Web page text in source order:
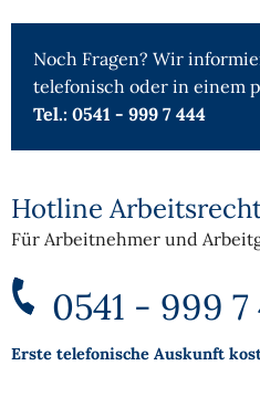
Noch Fragen? Wir
telefonisch oder in einem
Tel.: 0541 - 999 7 444
Hotline
Für Arbeitnehmer und
0541 - 999 7
Erste telefonische Auskunft